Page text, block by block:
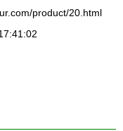
product/20.html